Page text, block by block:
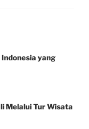
yang
Melalui Tur Wisata